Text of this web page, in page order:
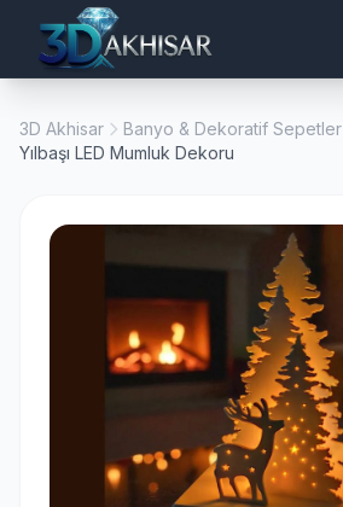
3D Akhisar
Banyo & Dekoratif Sepetler
Yılbaşı LED Mumluk Dekoru